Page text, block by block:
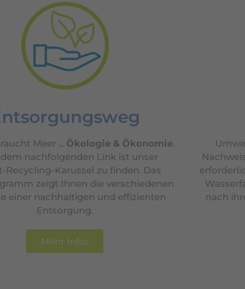
Meer ... Ökologie & Ökonomie.
nachfolgenden Link ist unser
Recycling-Karussel zu finden. Das
zeigt Ihnen die verschiedenen
einer nachhaltigen und effizienten
Entsorgung.
Mehr Infos
nach